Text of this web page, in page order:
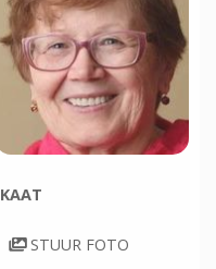
KAAT
STUUR FOTO